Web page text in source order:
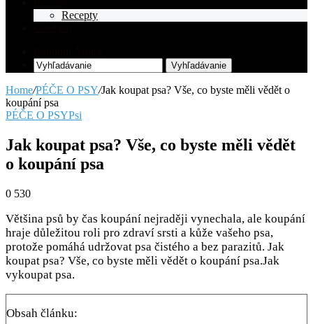
Recepty
Vyhľadávanie
Home/PÉČE O PSY/Jak koupat psa? Vše, co byste měli vědět o
koupání psa
PÉČE O PSYPsi
Jak koupat psa? Vše, co byste měli vědět
o koupání psa
0 530
Většina psů by čas koupání nejraději vynechala, ale koupání
hraje důležitou roli pro zdraví srsti a kůže vašeho psa,
protože pomáhá udržovat psa čistého a bez parazitů. Jak
koupat psa? Vše, co byste měli vědět o koupání psa.Jak
vykoupat psa.
Obsah článku: